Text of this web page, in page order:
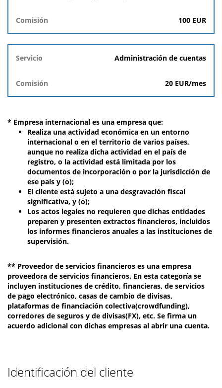
100 EUR
Administración de cuentas
20 EUR/mes
* Empresa internacional es una empresa que:
Realiza una actividad económica en un entorno
internacional o en el territorio de varios países,
aunque no realiza dicha actividad en el país de
registro, o la actividad está limitada por los
documentos de incorporación o por la jurisdicción de
ese país y (o);
El cliente está sujeto a una desgravación fiscal
significativa, y (o);
Los actos legales no requieren que dichas entidades
preparen y presenten extractos financieros, incluidos
los informes financieros anuales a las instituciones de
supervisión.
** Proveedor de servicios financieros es una empresa
proveedora de servicios financieros. En esta categoría se
incluyen instituciones de crédito, financieras, de servicios
de pago electrónico, casas de cambio de divisas,
plataformas de financiación colectiva(crowdfunding),
corredores de seguros y de divisas(FX), etc. Se firma un
acuerdo adicional con dichas empresas al abrir una cuenta.
Identificación del cliente